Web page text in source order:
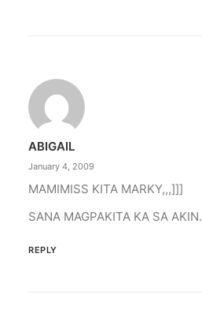
ABIGAIL
January 4, 2009
MAMIMISS KITA MARKY,,,]]]
SANA MAGPAKITA KA SA AKIN.
REPLY